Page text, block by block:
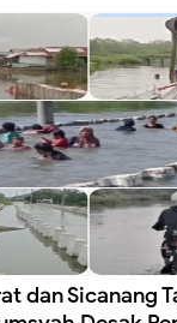
dan Sicanang